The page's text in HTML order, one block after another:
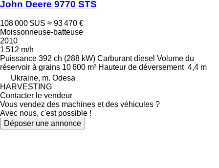
John Deere 9770 STS
108 000 $US ≈ 93 470 €
Moissonneuse-batteuse
2010
1 512 m/h
Puissance 392 ch (288 kW) Carburant diesel Volume du
réservoir à grains 10 600 m³ Hauteur de déversement 4,4 m
Ukraine, m. Odesa
HARVESTING
Contacter le vendeur
Vous vendez des machines et des véhicules ?
Avec nous, c'est possible !
Déposer une annonce